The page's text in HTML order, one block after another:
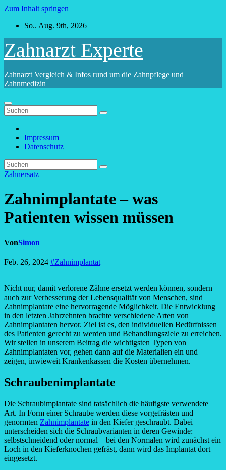
Zum Inhalt springen
So.. Aug. 9th, 2026
Zahnarzt Experte
Zahnarzt Vergleich & Infos rund um die Zahnpflege und
Zahnmedizin
Impressum
Datenschutz
Zahnersatz
Zahnimplantate – was
Patienten wissen müssen
VonSimon
Feb. 26, 2024 #Zahnimplantat
Nicht nur, damit verlorene Zähne ersetzt werden können, sondern
auch zur Verbesserung der Lebensqualität von Menschen, sind
Zahnimplantate eine hervorragende Möglichkeit. Die Entwicklung
in den letzten Jahrzehnten brachte verschiedene Arten von
Zahnimplantaten hervor. Ziel ist es, den individuellen Bedürfnissen
des Patienten gerecht zu werden und Behandlungsziele zu erreichen.
Wir stellen in unserem Beitrag die wichtigsten Typen von
Zahnimplantaten vor, gehen dann auf die Materialien ein und
zeigen, inwieweit Krankenkassen die Kosten übernehmen.
Schraubenimplantate
Die Schraubimplantate sind tatsächlich die häufigste verwendete
Art. In Form einer Schraube werden diese vorgefrästen und
genormten Zahnimplantate in den Kiefer geschraubt. Dabei
unterscheiden sich die Schraubvarianten in deren Gewinde:
selbstschneidend oder normal – bei den Normalen wird zunächst ein
Loch in den Kieferknochen gefräst, dann wird das Implantat dort
eingesetzt.